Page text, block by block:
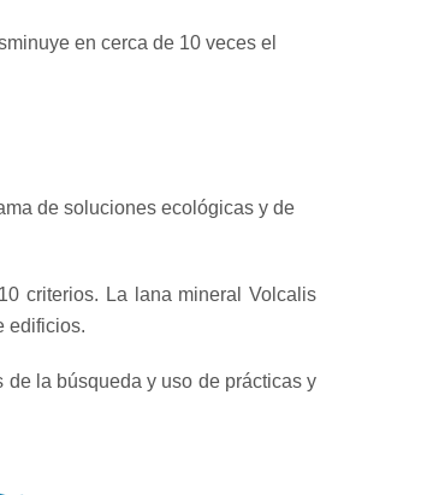
en cerca de 10 veces el
de soluciones ecológicas y de
criterios. La lana mineral Volcalis
edificios.
la búsqueda y uso de prácticas y